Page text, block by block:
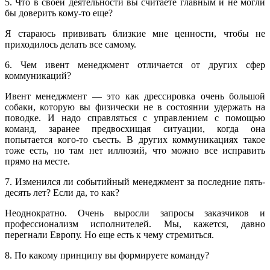
5. Что в своей деятельности вы считаете главным и не могли
бы доверить кому-то еще?
Я стараюсь прививать близкие мне ценности, чтобы не
приходилось делать все самому.
6. Чем ивент менеджмент отличается от других сфер
коммуникаций?
Ивент менеджмент — это как дрессировка очень большой
собаки, которую вы физически не в состоянии удержать на
поводке. И надо справляться с управлением с помощью
команд, заранее предвосхищая ситуации, когда она
попытается кого-то съесть. В других коммуникациях такое
тоже есть, но там нет иллюзий, что можно все исправить
прямо на месте.
7. Изменился ли событийный менеджмент за последние пять-
десять лет? Если да, то как?
Неоднократно. Очень выросли запросы заказчиков и
профессионализм исполнителей. Мы, кажется, давно
перегнали Европу. Но еще есть к чему стремиться.
8. По какому принципу вы формируете команду?